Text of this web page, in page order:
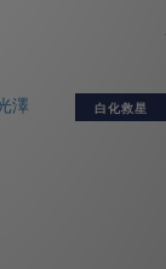
白化救星